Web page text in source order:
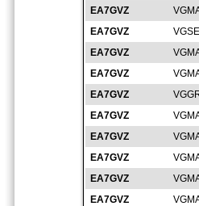
EA7GVZ
EA7GVZ
EA7GVZ
EA7GVZ
EA7GVZ
EA7GVZ
EA7GVZ
EA7GVZ
EA7GVZ
EA7GVZ